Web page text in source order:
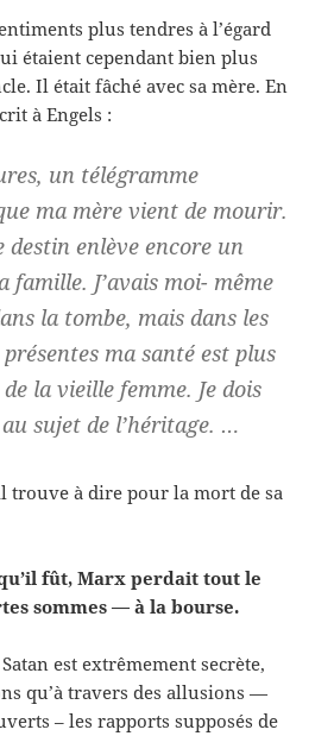
plus tendres à l’égard
étaient cependant bien plus
Il était fâché avec sa mère. En
à Engels :
un télégramme
ma mère vient de mourir.
enlève encore un
famille. J’avais moi- même
la tombe, mais dans les
ma santé est plus
la vieille femme. Je dois
sujet de l’héritage. …
trouve à dire pour la mort de sa
fût, Marx perdait tout le
sommes — à la bourse.
est extrêmement secrète,
qu’à travers des allusions —
– les rapports supposés de